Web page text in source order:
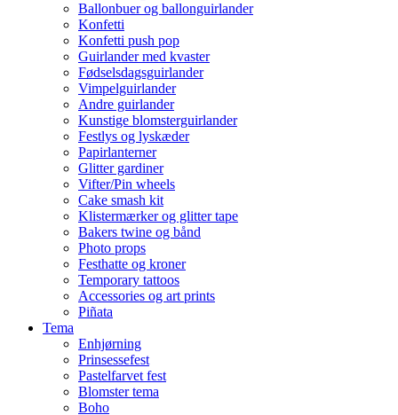
Ballonbuer og ballonguirlander
Konfetti
Konfetti push pop
Guirlander med kvaster
Fødselsdagsguirlander
Vimpelguirlander
Andre guirlander
Kunstige blomsterguirlander
Festlys og lyskæder
Papirlanterner
Glitter gardiner
Vifter/Pin wheels
Cake smash kit
Klistermærker og glitter tape
Bakers twine og bånd
Photo props
Festhatte og kroner
Temporary tattoos
Accessories og art prints
Piñata
Tema
Enhjørning
Prinsessefest
Pastelfarvet fest
Blomster tema
Boho